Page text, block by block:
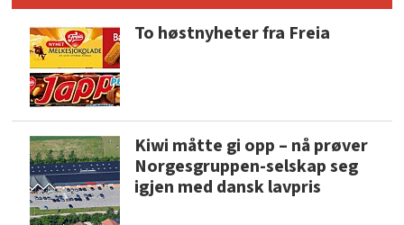
To høstnyheter fra Freia
Kiwi måtte gi opp – nå prøver
Norgesgruppen-selskap seg
igjen med dansk lavpris